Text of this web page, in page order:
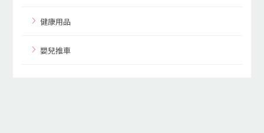
健康用品
嬰兒推車